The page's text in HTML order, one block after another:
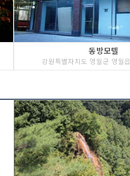
동방모텔
강원특별자치도 영월군 영월